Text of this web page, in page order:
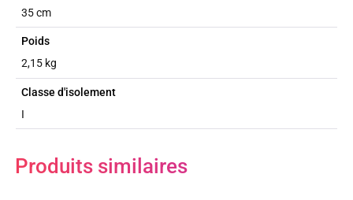
35 cm
Poids
2,15 kg
Classe d'isolement
I
Produits similaires